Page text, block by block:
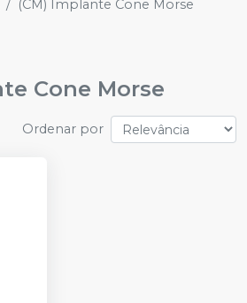
(CM) Implante Cone Morse
Cone Morse
Ordenar por